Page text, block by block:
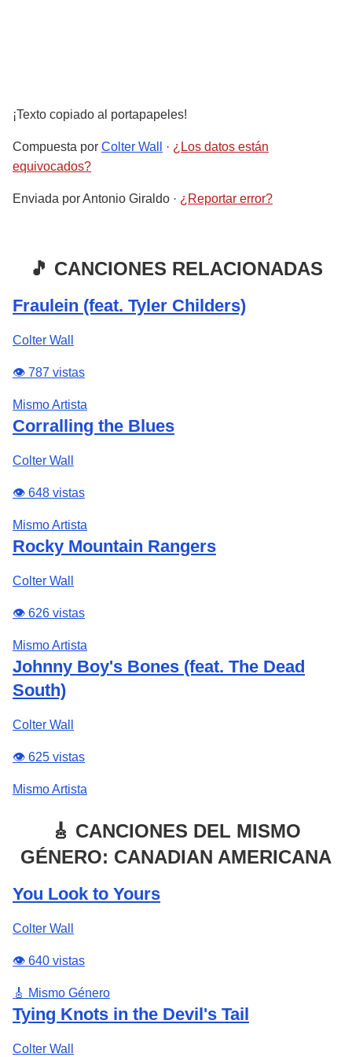
¡Texto copiado al portapapeles!
Compuesta por Colter Wall · ¿Los datos están
equivocados?
Enviada porAntonio Giraldo · ¿Reportar error?
🎵 CANCIONES RELACIONADAS
Fraulein (feat. Tyler Childers)
Colter Wall
👁️ 787 vistas
Mismo Artista
Corralling the Blues
Colter Wall
👁️ 648 vistas
Mismo Artista
Rocky Mountain Rangers
Colter Wall
👁️ 626 vistas
Mismo Artista
Johnny Boy's Bones (feat. The Dead
South)
Colter Wall
👁️ 625 vistas
Mismo Artista
🎸 CANCIONES DEL MISMO
GÉNERO: CANADIAN AMERICANA
You Look to Yours
Colter Wall
👁️ 640 vistas
🎸 Mismo Género
Tying Knots in the Devil's Tail
Colter Wall